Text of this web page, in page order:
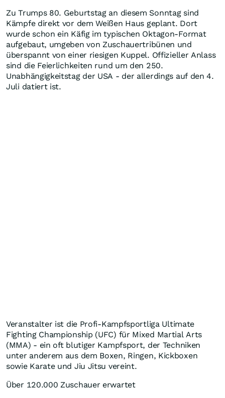
Zu Trumps 80. Geburtstag an diesem Sonntag sind
Kämpfe direkt vor dem Weißen Haus geplant. Dort
wurde schon ein Käfig im typischen Oktagon-Format
aufgebaut, umgeben von Zuschauertribünen und
überspannt von einer riesigen Kuppel. Offizieller Anlass
sind die Feierlichkeiten rund um den 250.
Unabhängigkeitstag der USA - der allerdings auf den 4.
Juli datiert ist.
Veranstalter ist die Profi-Kampfsportliga Ultimate
Fighting Championship (UFC) für Mixed Martial Arts
(MMA) - ein oft blutiger Kampfsport, der Techniken
unter anderem aus dem Boxen, Ringen, Kickboxen
sowie Karate und Jiu Jitsu vereint.
Über 120.000 Zuschauer erwartet